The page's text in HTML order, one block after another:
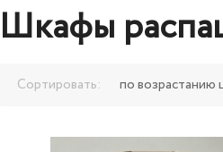
Шкафы
Сортировать: по возрастанию